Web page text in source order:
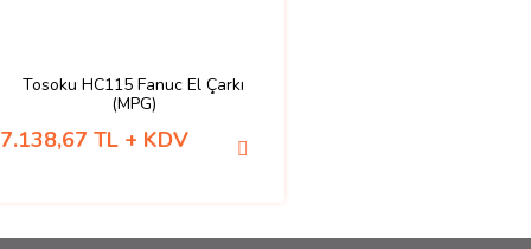
Tosoku HC115 Fanuc El Çarkı
(MPG)
7.138,67 TL + KDV